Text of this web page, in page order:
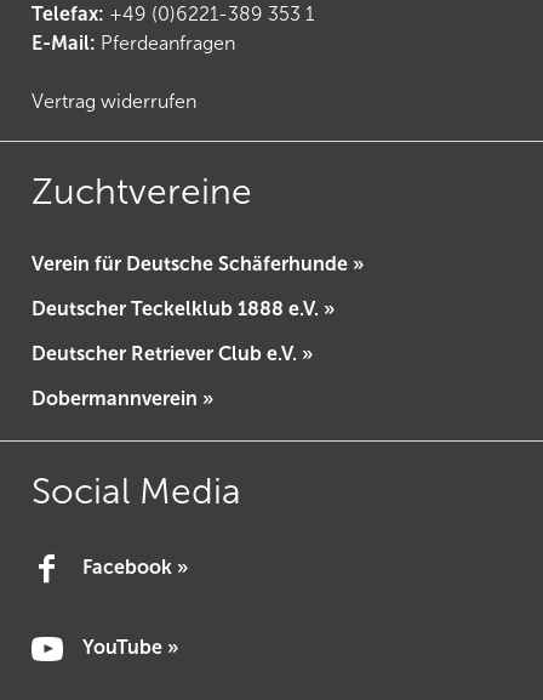
Telefax: +49 (0)6221-389 353 1
E-Mail: Pferdeanfragen
Vertrag widerrufen
Zuchtvereine
Verein für Deutsche Schäferhunde »
Deutscher Teckelklub 1888 e.V. »
Deutscher Retriever Club e.V. »
Dobermannverein »
Social Media
Facebook »
YouTube »